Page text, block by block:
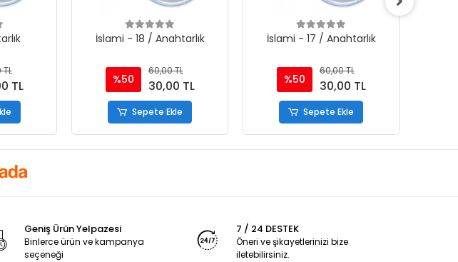
TL
İslami - 18 / Anahtarlık
%50
60,00 TL
30,00 TL
Sepete Ekle
İslami - 17 / Anahtarlık
%50
60,00 TL
30,00 TL
Sepete Ekle
Geniş Ürün Yelpazesi
Binlerce ürün ve kampanya
seçeneği
7 / 24 DESTEK
Öneri ve şikayetlerinizi bize
iletebilirsiniz.